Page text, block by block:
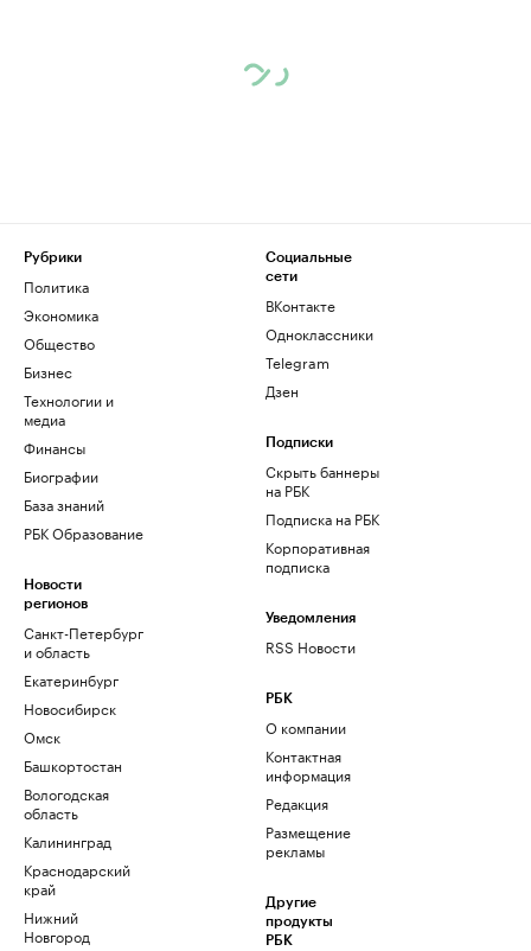
Рубрики
Политика
Экономика
Общество
Бизнес
Технологии и
медиа
Финансы
Биографии
База знаний
РБК Образование
Новости
регионов
Санкт-Петербург
и область
Екатеринбург
Новосибирск
Омск
Башкортостан
Вологодская
область
Калининград
Краснодарский
край
Нижний
Новгород
Социальные
сети
ВКонтакте
Одноклассники
Telegram
Дзен
Подписки
Скрыть баннеры
на РБК
Подписка на РБК
Корпоративная
подписка
Уведомления
RSS Новости
РБК
О компании
Контактная
информация
Редакция
Размещение
рекламы
Другие
продукты
РБК